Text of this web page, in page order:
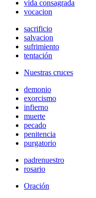
vida consagrada
vocacion
sacrificio
salvacion
sufrimiento
tentación
Nuestras cruces
demonio
exorcismo
infierno
muerte
pecado
penitencia
purgatorio
padrenuestro
rosario
Oración